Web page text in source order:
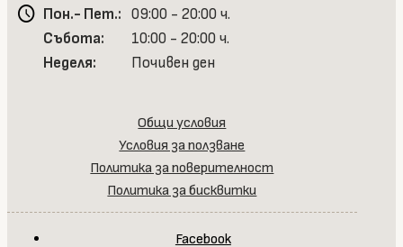
schedule Пон.- Пет.: 09:00 - 20:00 ч.
Събота:
10:00 - 20:00 ч.
Неделя:
Почивен ден
Общи условия
Условия за ползване
Политика за поверителност
Политика за бисквитки
Facebook